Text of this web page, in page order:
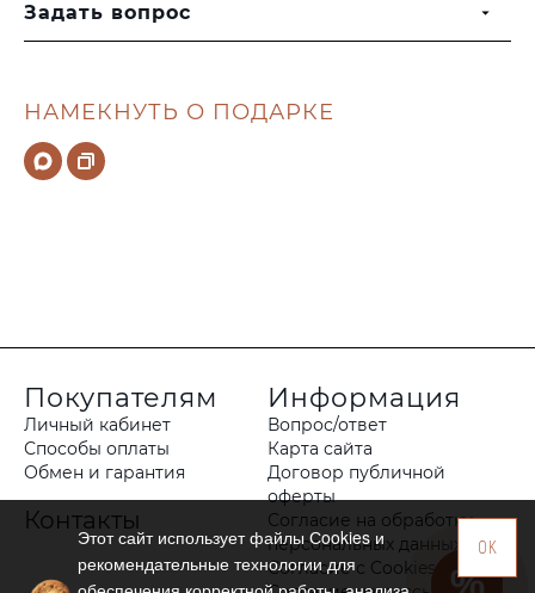
НАМЕКНУТЬ О ПОДАРКЕ
Задать вопрос
Покупателям
Личный кабинет
Способы оплаты
Обмен и гарантия
Контакты
Информация
Вопрос/ответ
Карта сайта
Договор публичной
оферты
Согласие на обработку
персональных данных
Согласие с Cookies
OK
Этот сайт использует файлы Сookies и
рекомендательные технологии для